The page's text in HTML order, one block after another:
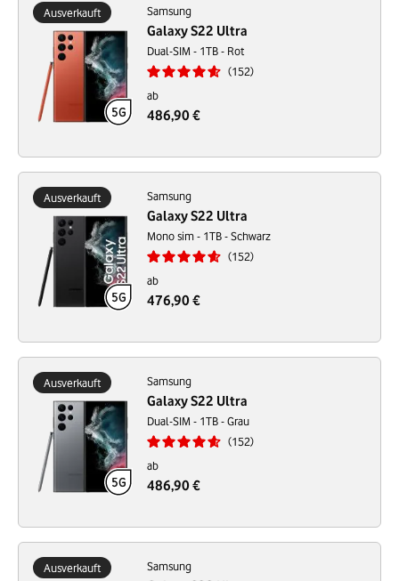
Ausverkauft Samsung
Galaxy S22 Ultra
Dual-SIM - 1TB - Rot
152
ab
486,90 €
Ausverkauft Samsung
Galaxy S22 Ultra
Mono sim - 1TB - Schwarz
152
ab
476,90 €
Ausverkauft Samsung
Galaxy S22 Ultra
Dual-SIM - 1TB - Grau
152
ab
486,90 €
Ausverkauft Samsung